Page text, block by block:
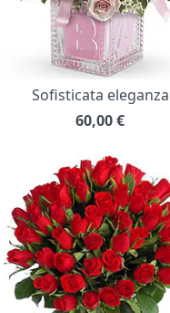
Sofisticata eleganza
60,00€